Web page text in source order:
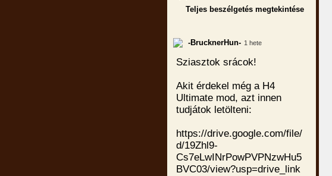
Teljes beszélgetés megtekintése
-BrucknerHun- 1 hete
Sziasztok srácok!
Akit érdekel még a H4
Ultimate mod, azt innen
tudjátok letölteni:
https://drive.google.com/file/
d/19Zhl9-
Cs7eLwINrPowPVPNzwHu5
BVC03/view?usp=drive_link